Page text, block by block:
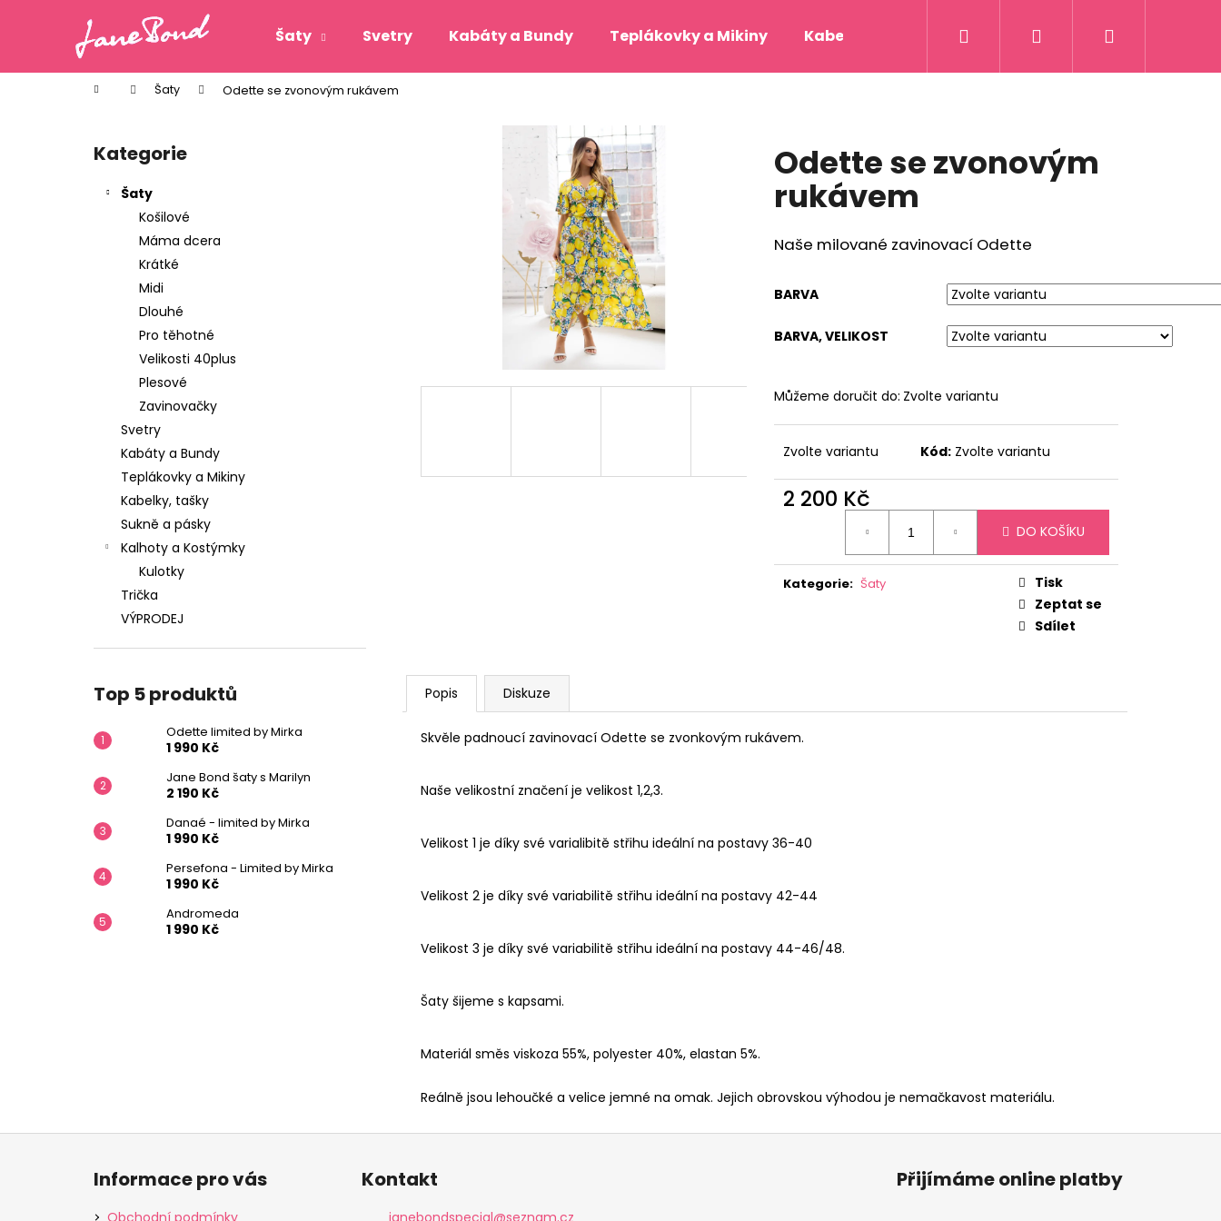
Šaty Svetry Kabáty a Bundy Teplákovky a Mikiny Kabelky, tašky Sukně a pásky Kalhoty a
Přihlášení
Domů Šaty Odette se zvonovým rukávem
Přeskočit
kategorie
Kategorie
Šaty
Košilové
Máma dcera
Krátké
Midi
Dlouhé
Pro těhotné
Velikosti 40plus
Plesové
Zavinovačky
Svetry
Kabáty a Bundy
Teplákovky a Mikiny
Kabelky, tašky
Sukně a pásky
Kalhoty a Kostýmky
Kulotky
Trička
VÝPRODEJ
Top 5 produktů
Odette limited by Mirka
1 990 Kč
Jane Bond šaty s Marilyn
2 190 Kč
Danaé - limited by Mirka
1 990 Kč
Persefona - Limited by Mirka
1 990 Kč
Andromeda
1 990 Kč
Odette se zvonovým
rukávem
Naše milované zavinovací Odette
BARVA
BARVA, VELIKOST
Můžeme doručit do: Zvolte variantu
Zvolte variantu Kód: Zvolte variantu
2 200 Kč
DO KOŠÍKU
Kategorie: Šaty
Tisk
Zeptat se
Sdílet
Popis Diskuze
Skvěle padnoucí zavinovací Odette se zvonkovým rukávem.
Naše velikostní značení je velikost 1,2,3.
Velikost 1 je díky své varialibitě střihu ideální na postavy 36-40
Velikost 2 je díky své variabilitě střihu ideální na postavy 42-44
Velikost 3 je díky své variabilitě střihu ideální na postavy 44-46/48.
Šaty šijeme s kapsami.
Materiál směs viskoza 55%, polyester 40%, elastan 5%.
Reálně jsou lehoučké a velice jemné na omak. Jejich obrovskou výhodou je nemačkavost materiálu.
í
Zpět
do
Zpět
do
Doporučujeme
ODETTE LIMITED BY MIRKA
1 990 Kč
JANE BOND ŠATY S MARILYN
DANAÉ - LIMITED BY MIRKA
Z
Informace pro vás
Obchodní podmínky
Kontakt
janebondspecial@seznam.cz
Přijímáme online platby